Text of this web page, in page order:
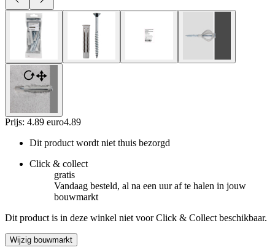
Prijs: 4.89 euro4.89
Dit product wordt niet thuis bezorgd
Click & collect
gratis
Vandaag besteld, al na een uur af te halen in jouw
bouwmarkt
Dit product is in deze winkel niet voor Click & Collect beschikbaar.
Wijzig bouwmarkt